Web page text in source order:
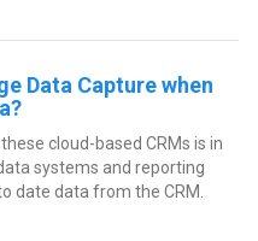
Data Capture when
cloud-based CRMs is in
systems and reporting
date data from the CRM.